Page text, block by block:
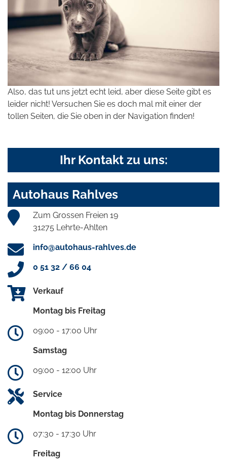
Also, das tut uns jetzt echt leid, aber diese Seite gibt es
leider nicht! Versuchen Sie es doch mal mit einer der
tollen Seiten, die Sie oben in der Navigation finden!
Ihr Kontakt zu uns:
Autohaus Rahlves
Zum Grossen Freien 19
31275 Lehrte-Ahlten
info@autohaus-rahlves.de
0 51 32 / 66 04
Verkauf
Montag bis Freitag
09:00 - 17:00 Uhr
Samstag
09:00 - 12:00 Uhr
Service
Montag bis Donnerstag
07:30 - 17:30 Uhr
Freitag